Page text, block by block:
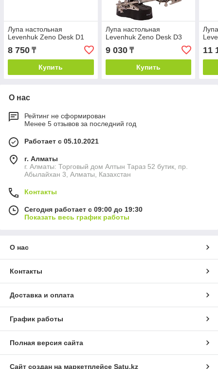
Лупа настольная
Levenhuk Zeno Desk D1
8 750 ₸
Купить
Лупа настольная
Levenhuk Zeno Desk D3
9 030₸
Купить
11
О нас
Рейтинг не сформирован
Менее 5 отзывов за последний год
Работает с 05.10.2021
г. Алматы
г. Алматы: Торговый дом Алтын Тараз 52 бутик, пр.
Абылайхан 3, Алматы, Казахстан
Контакты
Сегодня работает с 09:00 до 19:30
Показать весь график работы
О нас
Контакты
Доставка и оплата
График работы
Полная версия сайта
Сайт создан на маркетплейсе Satu.kz